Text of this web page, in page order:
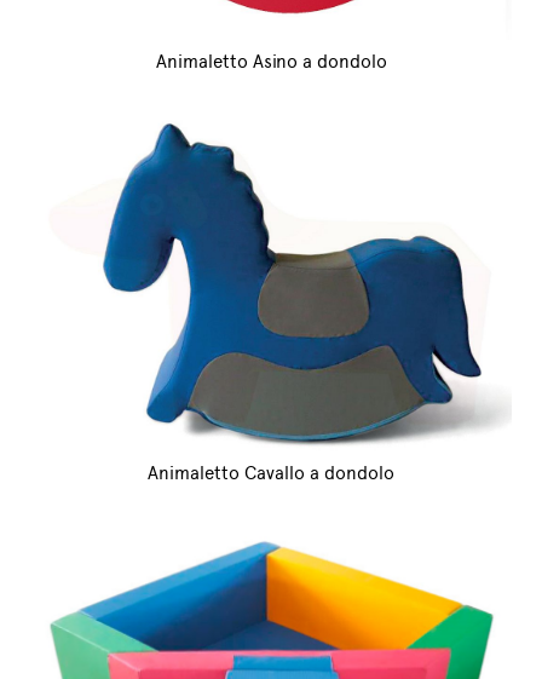
Animaletto Asino a dondolo
Animaletto Cavallo a dondolo